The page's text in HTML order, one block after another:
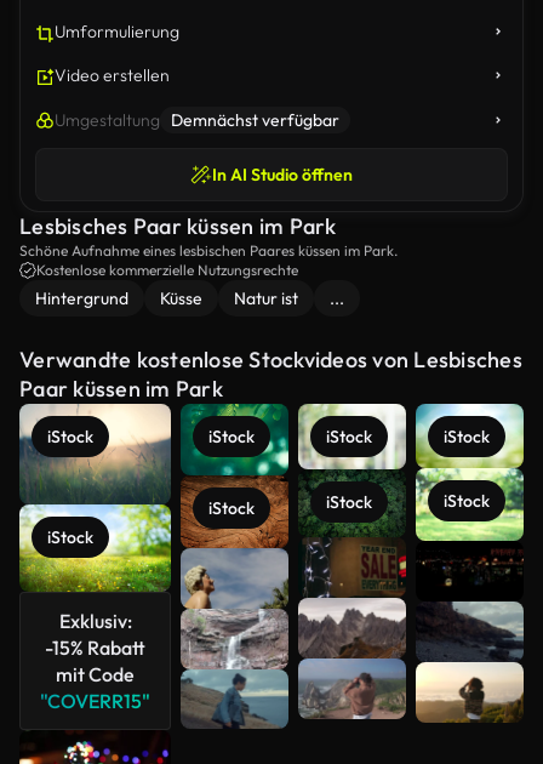
Umformulierung
Video erstellen
Umgestaltung Demnächst verfügbar
In AI Studio öffnen
Lesbisches Paar küssen im Park
Schöne Aufnahme eines lesbischen Paares küssen im Park.
Kostenlose kommerzielle Nutzungsrechte
Hintergrund Küsse Natur ist ...
Verwandte kostenlose Stockvideos von Lesbisches
Paar küssen im Park
iStock
iStock
Exklusiv:
-15% Rabatt
mit Code
"COVERR15"
iStock
iStock
iStock
iStock
iStock
iStock
Mehr
anzeigen